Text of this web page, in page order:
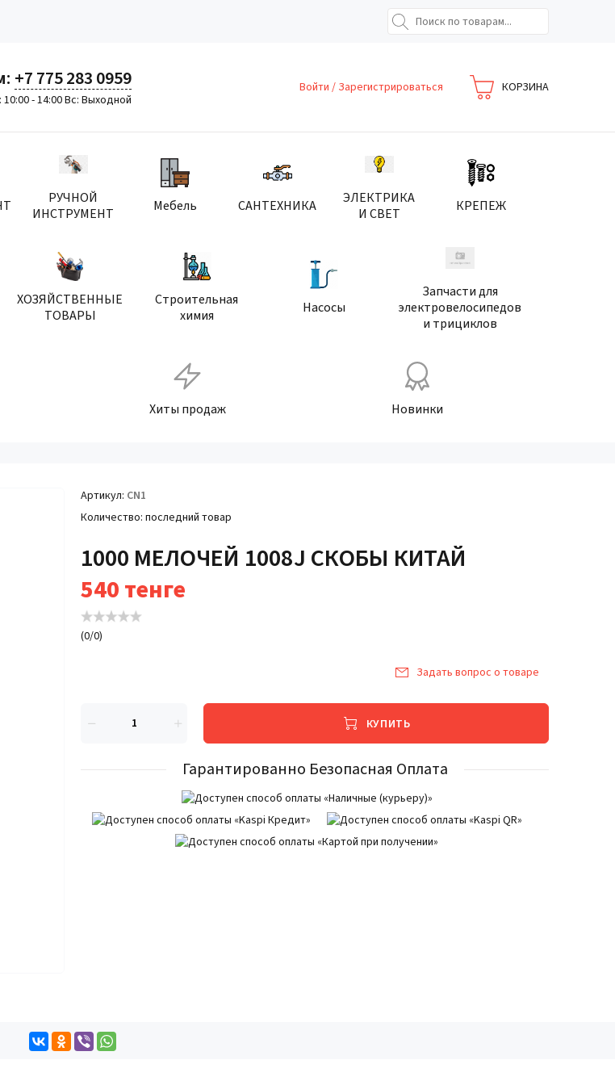
+7 775 283 0959
10:00 - 14:00 Вс: Выходной
Войти / Зарегистрироваться КОРЗИНА
РУЧНОЙ
ИНСТРУМЕНТ
Мебель САНТЕХНИКА
ЭЛЕКТРИКА
И СВЕТ
КРЕПЕЖ
ХОЗЯЙСТВЕННЫЕ
ТОВАРЫ
Строительная
химия
Насосы
Запчасти для
электровелосипедов
и трициклов
Хиты продаж Новинки
Артикул CN1
Количество последний товар
1000 МЕЛОЧЕЙ 1008J СКОБЫ КИТАЙ
540тенге
(0/0)
Задать вопрос о товаре
КУПИТЬ
Гарантированно Безопасная Оплата